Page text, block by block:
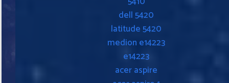
dell 5420
latitude 5420
medion e14223
e14223
acer aspire